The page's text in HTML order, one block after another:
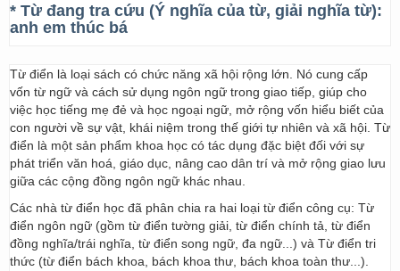
* Từ đang tra cứu (Ý nghĩa của từ, giải nghĩa từ):
anh em thúc bá
Từ điển là loại sách có chức năng xã hội rộng lớn. Nó cung cấp
vốn từ ngữ và cách sử dụng ngôn ngữ trong giao tiếp, giúp cho
việc học tiếng mẹ đẻ và học ngoại ngữ, mở rộng vốn hiểu biết của
con người về sự vật, khái niệm trong thế giới tự nhiên và xã hội. Từ
điển là một sản phẩm khoa học có tác dụng đặc biệt đối với sự
phát triển văn hoá, giáo dục, nâng cao dân trí và mở rộng giao lưu
giữa các cộng đồng ngôn ngữ khác nhau.
Các nhà từ điển học đã phân chia ra hai loại từ điển công cụ: Từ
điển ngôn ngữ (gồm từ điển tường giải, từ điển chính tả, từ điển
đồng nghĩa/trái nghĩa, từ điển song ngữ, đa ngữ...) và Từ điển tri
thức (từ điển bách khoa, bách khoa thư, bách khoa toàn thư...).